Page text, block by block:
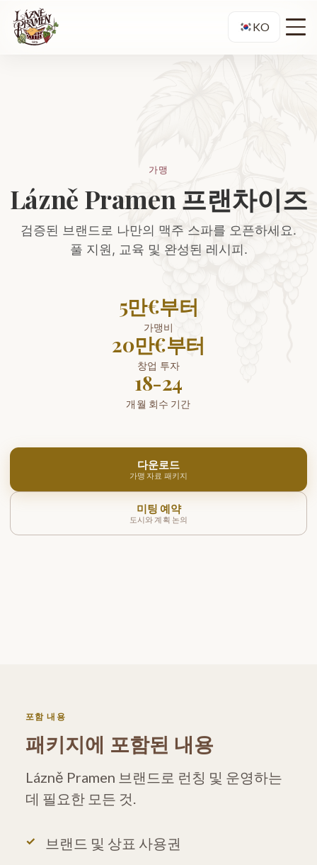
KO
가맹
Lázně Pramen 프랜차이즈
검증된 브랜드로 나만의 맥주 스파를 오픈하세요.
풀 지원, 교육 및 완성된 레시피.
5만€부터
가맹비
20만€부터
창업 투자
18-24
개월 회수 기간
다운로드
가맹 자료 패키지
미팅 예약
도시와 계획 논의
포함 내용
패키지에 포함된 내용
Lázně Pramen 브랜드로 런칭 및 운영하는
데 필요한 모든 것.
브랜드 및 상표 사용권